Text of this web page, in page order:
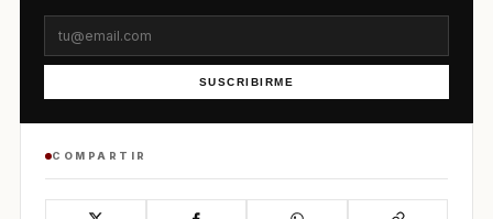
SUSCRIBIRME
COMPARTIR